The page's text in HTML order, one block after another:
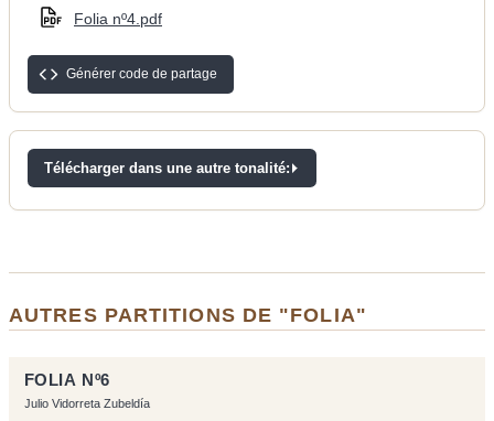
Folia nº4.pdf
Générer code de partage
Télécharger dans une autre tonalité:
AUTRES PARTITIONS DE "FOLIA"
FOLIA Nº6
Julio Vidorreta Zubeldía